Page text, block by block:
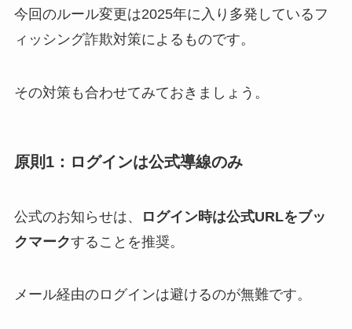
今回のルール変更は2025年に入り多発しているフ
ィッシング詐欺対策によるものです。
その対策も合わせてみておきましょう。
原則1：ログインは公式導線のみ
公式のお知らせは、
ログイン時は公式URLをブッ
クマークすることを推奨。
メール経由のログインは避けるのが無難です。